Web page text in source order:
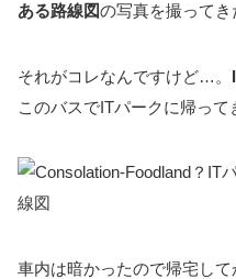
ある路線図の写真を撮ってき
それがコレなんですけど…。
このバスでITパークに帰って
車内は暗かったので帰宅し